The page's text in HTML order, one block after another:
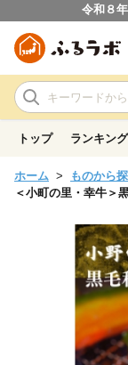
令和８
トップ ランキング
ホーム ものから
＜小町の里・幸牛＞